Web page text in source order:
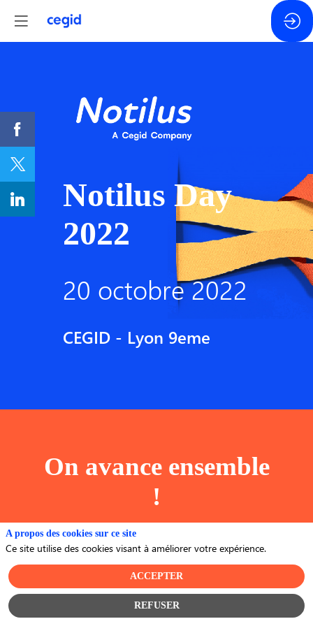
Notilus Day
2022
20 octobre 2022
CEGID - Lyon 9eme
On avance ensemble
!
A propos des cookies sur ce site
Ce site utilise des cookies visant à améliorer votre expérience.
ACCEPTER
REFUSER